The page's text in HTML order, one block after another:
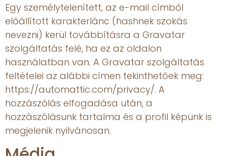
Egy személytelenített, az e-mail címből
előállított karakterlánc (hashnek szokás
nevezni) kerül továbbításra a Gravatar
szolgáltatás felé, ha ez az oldalon
használatban van. A Gravatar szolgáltatás
feltételei az alábbi címen tekinthetőek meg:
https://automattic.com/privacy/. A
hozzászólás elfogadása után, a
hozzászólásunk tartalma és a profil képünk is
megjelenik nyilvánosan.